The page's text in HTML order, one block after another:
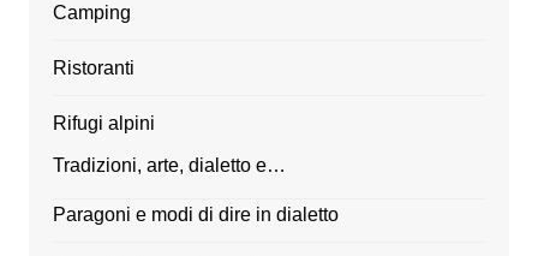
Camping
Ristoranti
Rifugi alpini
Tradizioni, arte, dialetto e…
Paragoni e modi di dire in dialetto